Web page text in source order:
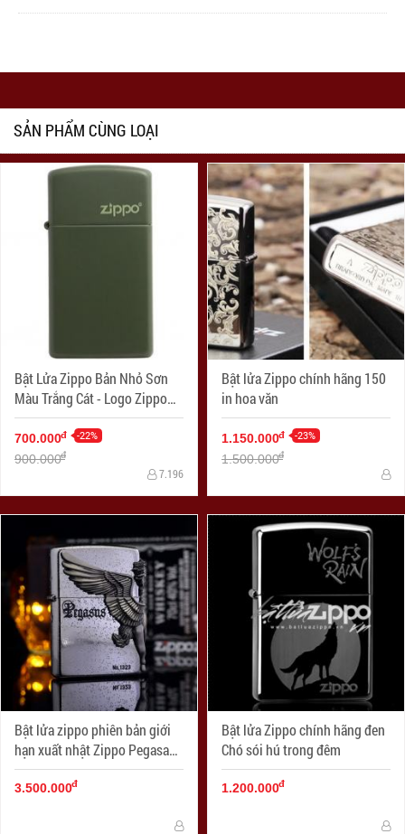
SẢN PHẨM CÙNG LOẠI
Bật Lửa Zippo Bản Nhỏ Sơn
Màu Trắng Cát - Logo Zippo
SKU 1627ZL- Zippo Slim®
Green Matte Zippo Logo
700.000đ -22%
900.000đ
7.196
Bật lửa Zippo chính hãng 150
in hoa văn
1.150.000đ -23%
1.500.000đ
Bật lửa zippo phiên bản giới
hạn xuất nhật Zippo Pegasas
cánh được mạ bạc
3.500.000đ
Bật lửa Zippo chính hãng đen
Chó sói hú trong đêm
1.200.000đ